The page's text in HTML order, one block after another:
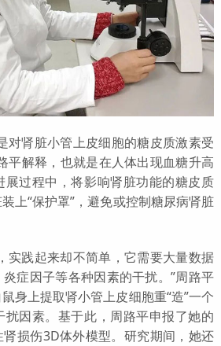
对肾脏小管上皮细胞的糖皮质激素受
平解释，也就是在人体出现血糖升高
过程中，将影响肾脏功能的糖皮质
上“保护罩”，避免或控制糖尿病肾脏
实践起来却不简单，它需要大量数据
症因子等各种因素的干扰。”周路平
身上提取肾小管上皮细胞重“造”一个
因素。基于此，周路平申报了她的
损伤3D体外模型。研究期间，她还